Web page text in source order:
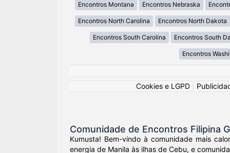
Encontros Montana Encontros Nebraska
Encontros North Carolina Encontros North Dakota
Encontros South Carolina Encontros South
Encontros
Cookies e LGPD
Comunidade de Encontros Filipina
Kumusta! Bem-vindo à comunidade mais
energia de Manila às ilhas de Cebu, e